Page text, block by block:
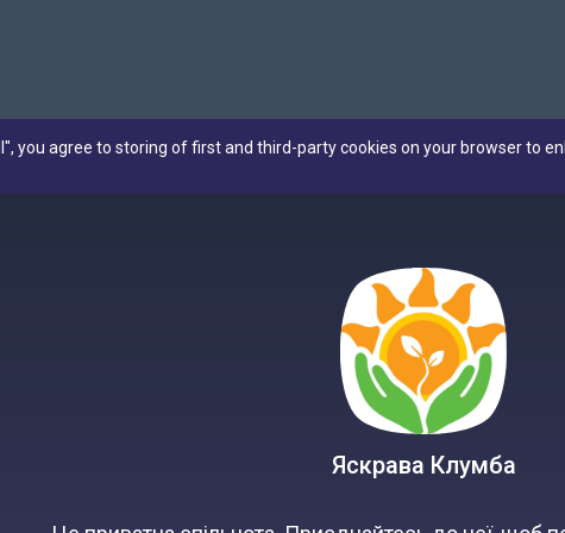
you agree to storing of first and third-party cookies on your browser to
Яскрава Клумба